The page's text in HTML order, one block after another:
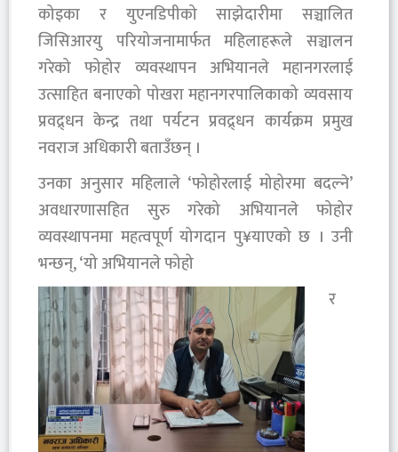
कोइका र युएनडिपीको साझेदारीमा सञ्चालित
जिसिआरयु परियोजनामार्फत महिलाहरूले सञ्चालन
गरेको फोहोर व्यवस्थापन अभियानले महानगरलाई
उत्साहित बनाएको पोखरा महानगरपालिकाको व्यवसाय
प्रवद्र्धन केन्द्र तथा पर्यटन प्रवद्र्धन कार्यक्रम प्रमुख
नवराज अधिकारी बताउँछन् ।
उनका अनुसार महिलाले ‘फोहोरलाई मोहोरमा बदल्ने’
अवधारणासहित सुरु गरेको अभियानले फोहोर
व्यवस्थापनमा महत्वपूर्ण योगदान पु¥याएको छ । उनी
भन्छन्, ‘यो अभियानले फोहो
र